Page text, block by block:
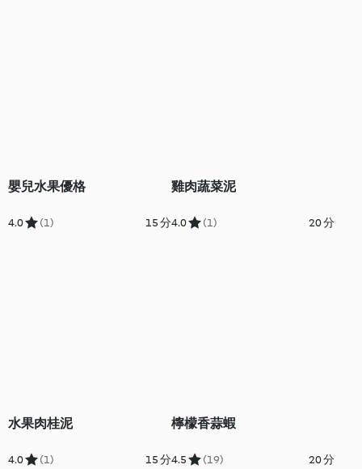
嬰兒水果優格
4.0 (1) 15 分
雞肉蔬菜泥
4.0 (1) 20 分
水果肉桂泥
4.0 (1) 15 分
檸檬香蒜蝦
4.5 (19) 20 分